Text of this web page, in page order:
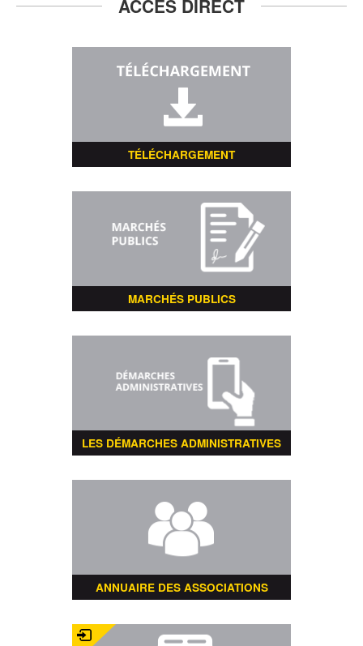
ACCÈS DIRECT
TÉLÉCHARGEMENT
MARCHÉS PUBLICS
LES DÉMARCHES ADMINISTRATIVES
ANNUAIRE DES ASSOCIATIONS